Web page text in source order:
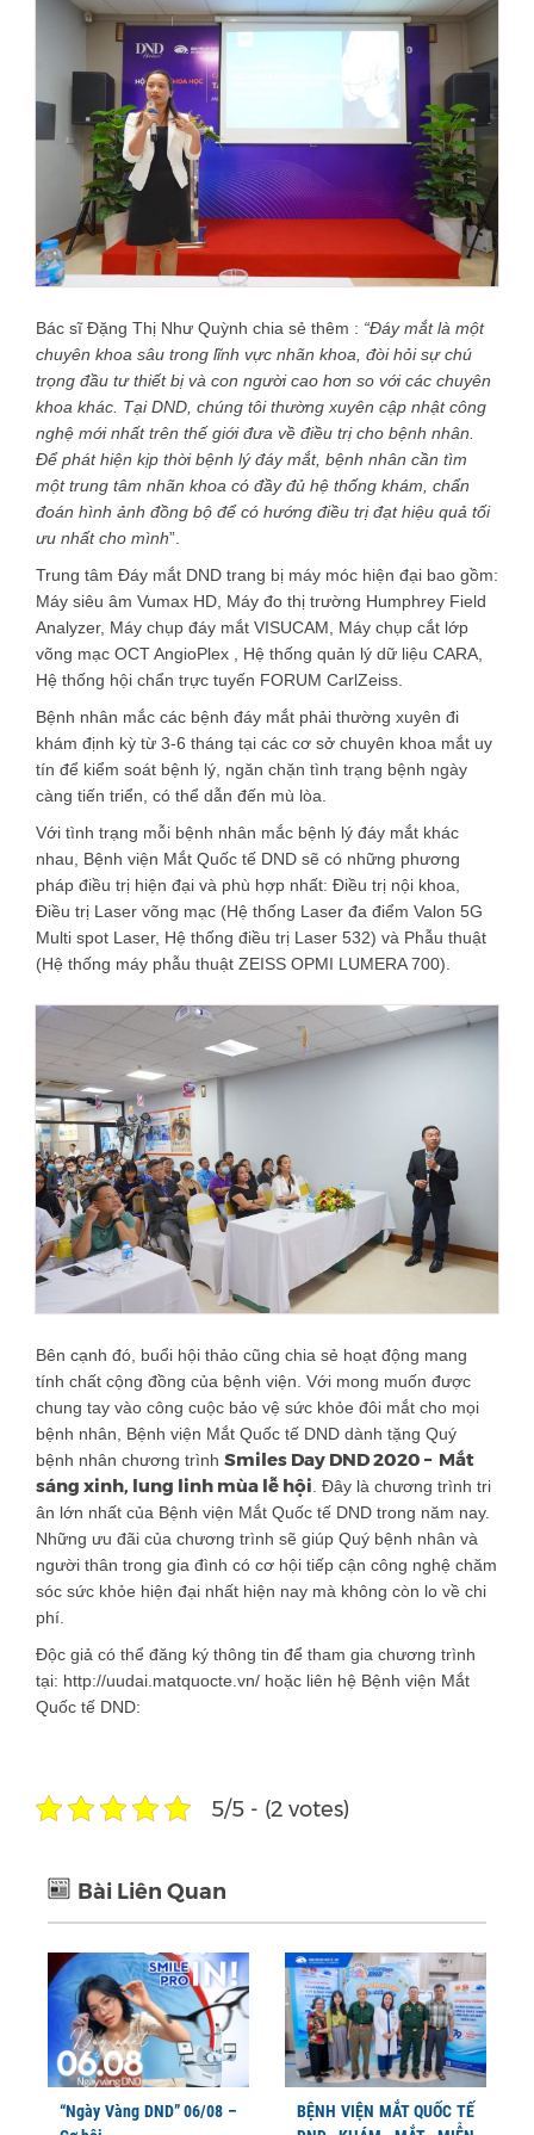
Bác sĩ Đặng Thị Như Quỳnh chia sẻ thêm : “Đáy mắt là một
chuyên khoa sâu trong lĩnh vực nhãn khoa, đòi hỏi sự chú
trọng đầu tư thiết bị và con người cao hơn so với các chuyên
khoa khác. Tại DND, chúng tôi thường xuyên cập nhật công
nghệ mới nhất trên thế giới đưa về điều trị cho bệnh nhân.
Để phát hiện kịp thời bệnh lý đáy mắt, bệnh nhân cần tìm
một trung tâm nhãn khoa có đầy đủ hệ thống khám, chẩn
đoán hình ảnh đồng bộ để có hướng điều trị đạt hiệu quả tối
ưu nhất cho mình”.
Trung tâm Đáy mắt DND trang bị máy móc hiện đại bao gồm:
Máy siêu âm Vumax HD, Máy đo thị trường Humphrey Field
Analyzer, Máy chụp đáy mắt VISUCAM, Máy chụp cắt lớp
võng mạc OCT AngioPlex , Hệ thống quản lý dữ liệu CARA,
Hệ thống hội chẩn trực tuyến FORUM CarlZeiss.
Bệnh nhân mắc các bệnh đáy mắt phải thường xuyên đi
khám định kỳ từ 3-6 tháng tại các cơ sở chuyên khoa mắt uy
tín để kiểm soát bệnh lý, ngăn chặn tình trạng bệnh ngày
càng tiến triển, có thể dẫn đến mù lòa.
Với tình trạng mỗi bệnh nhân mắc bệnh lý đáy mắt khác
nhau, Bệnh viện Mắt Quốc tế DND sẽ có những phương
pháp điều trị hiện đại và phù hợp nhất: Điều trị nội khoa,
Điều trị Laser võng mạc (Hệ thống Laser đa điểm Valon 5G
Multi spot Laser, Hệ thống điều trị Laser 532) và Phẫu thuật
(Hệ thống máy phẫu thuật ZEISS OPMI LUMERA 700).
Bên cạnh đó, buổi hội thảo cũng chia sẻ hoạt động mang
tính chất cộng đồng của bệnh viện. Với mong muốn được
chung tay vào công cuộc bảo vệ sức khỏe đôi mắt cho mọi
bệnh nhân, Bệnh viện Mắt Quốc tế DND dành tặng Quý
bệnh nhân chương trình Smiles Day DND 2020 – Mắt
sáng xinh, lung linh mùa lễ hội. Đây là chương trình tri
ân lớn nhất của Bệnh viện Mắt Quốc tế DND trong năm nay.
Những ưu đãi của chương trình sẽ giúp Quý bệnh nhân và
người thân trong gia đình có cơ hội tiếp cận công nghệ chăm
sóc sức khỏe hiện đại nhất hiện nay mà không còn lo về chi
phí.
Độc giả có thể đăng ký thông tin để tham gia chương trình
tại: http://uudai.matquocte.vn/ hoặc liên hệ Bệnh viện Mắt
Quốc tế DND:
5/5 - (2 votes)
Bài Liên Quan
“Ngày Vàng DND” 06/08 –
BỆNH VIỆN MẮT QUỐC TẾ